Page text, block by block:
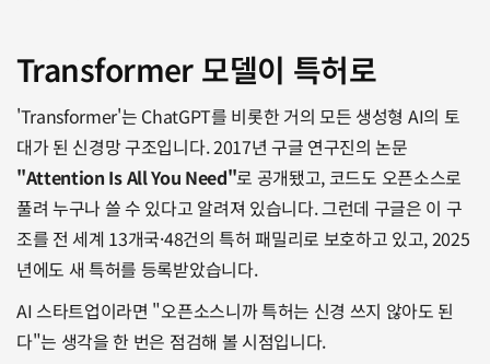
Transformer 모델이 특허로
'Transformer'는 ChatGPT를 비롯한 거의 모든 생성형 AI의 토
"Attention Is All You Need"로 공개됐고, 코드도 오픈소스로
풀려 누구나 쓸 수 있다고 알려져 있습니다. 그런데 구글은 이 구
조를 전 세계 13개국·48건의 특허 패밀리로 보호하고 있고, 2025
년에도 새 특허를 등록받았습니다.
AI 스타트업이라면 "오픈소스니까 특허는 신경 쓰지 않아도 된
다"는 생각을 한 번은 점검해 볼 시점입니다.